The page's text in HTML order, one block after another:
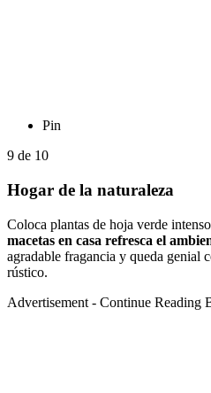
Pin
9 de 10
Hogar de la naturaleza
Coloca plantas de hoja verde
macetas en casa refresca el
agradable fragancia y queda genial
rústico.
Advertisement - Continue Reading